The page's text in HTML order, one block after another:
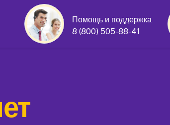
Помощь и поддержка
8 (800) 505-88-41